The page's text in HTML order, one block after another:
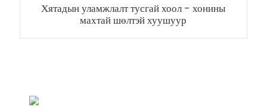
Хятадын уламжлалт тусгай хоол - хонины
махтай шөлтэй хуушуур